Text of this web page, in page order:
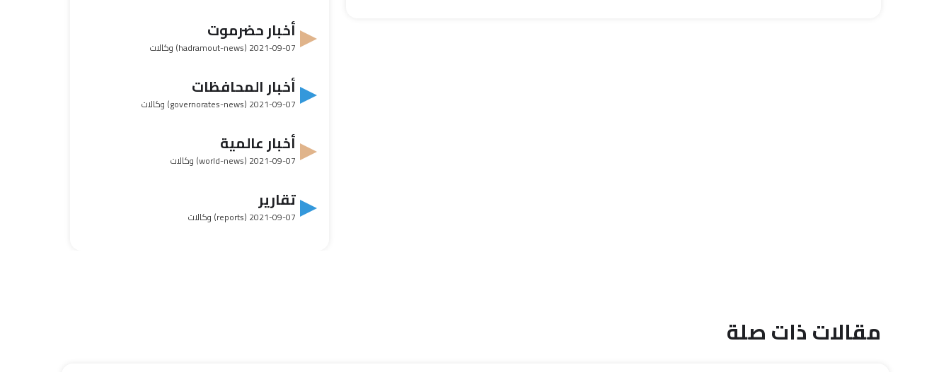
أخبار حضرموت
2021-09-07 (hadramout-news) وكالات
أخبار المحافظات
2021-09-07 (governorates-news) وكالات
أخبار عالمية
2021-09-07 (world-news) وكالات
تقارير
2021-09-07 (reports) وكالات
مقالات ذات صلة